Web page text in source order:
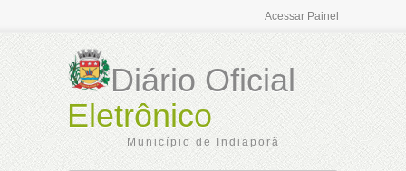
Acessar Painel
Diário Oficial
Eletrônico
Município de Indiaporã